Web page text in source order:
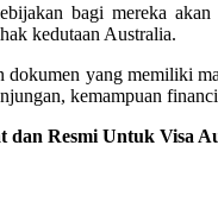
bagi mereka
kedutaan Australia.
yang memiliki
kemampuan
Resmi Untuk Visa